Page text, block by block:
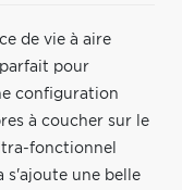
de vie à aire
pour
configuration
à coucher sur le
fonctionnel
s'ajoute une belle